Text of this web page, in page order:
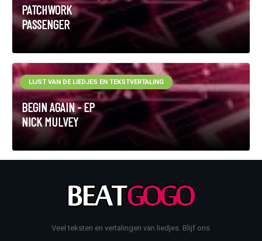
PATCHWORK
PASSENGER
BEGIN AGAIN - EP
NICK MULVEY
LIJST VAN DE LIEDJES EN TEKSTVERTALING
Veel teksten en vertalingen van liedjes. Blijf ons